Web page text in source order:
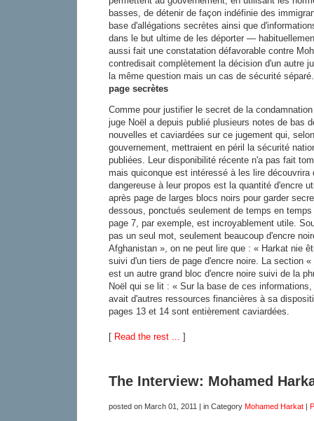
basses, de détenir de façon indéfinie des
base d'allégations secrètes ainsi que
dans le but ultime de les déporter —
aussi fait une constatation défavorable contre
contredisait complètement la décision d'un autre
la même question mais un cas de sécurité
page secrètes
Comme pour justifier le secret de la
juge Noël a depuis publié plusieurs notes de bas
nouvelles et caviardées sur ce jugement qui,
gouvernement, mettraient en péril la sécurité
publiées. Leur disponibilité récente n'a pas fait
mais quiconque est intéressé à les lire découvrira
dangereuse à leur propos est la quantité d'encre
après page de larges blocs noirs pour garder
dessous, ponctués seulement de temps en
page 7, par exemple, est incroyablement utile.
pas un seul mot, seulement beaucoup d'encre
Afghanistan », on ne peut lire que : « Harkat nie
suivi d'un tiers de page d'encre noire. La section
est un autre grand bloc d'encre noire suivi de la
Noël qui se lit : « Sur la base de ces
avait d'autres ressources financières à sa
pages 13 et 14 sont entièrement caviardées.
[ Read the rest ... ]
The Interview: Mohamed
posted on March 01, 2011 | in Category Mohamed Harkat |